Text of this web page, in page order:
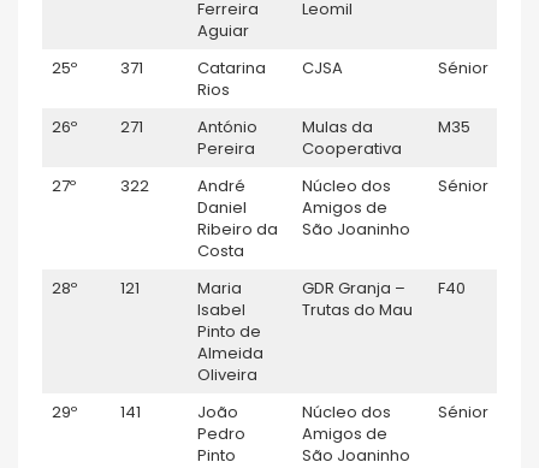
Ferreira
Aguiar
Leomil
25º 371
Catarina
Rios
CJSA Sénior
26º 271
António
Pereira
Mulas da
Cooperativa
M35
27º 322
André
Daniel
Ribeiro da
Costa
Núcleo dos
Amigos de
São Joaninho
Sénior
28º 121
Maria
Isabel
Pinto de
Almeida
Oliveira
GDR Granja –
Trutas do Mau
F40
29º 141
João
Pedro
Pinto
Núcleo dos
Amigos de
São Joaninho
Sénior